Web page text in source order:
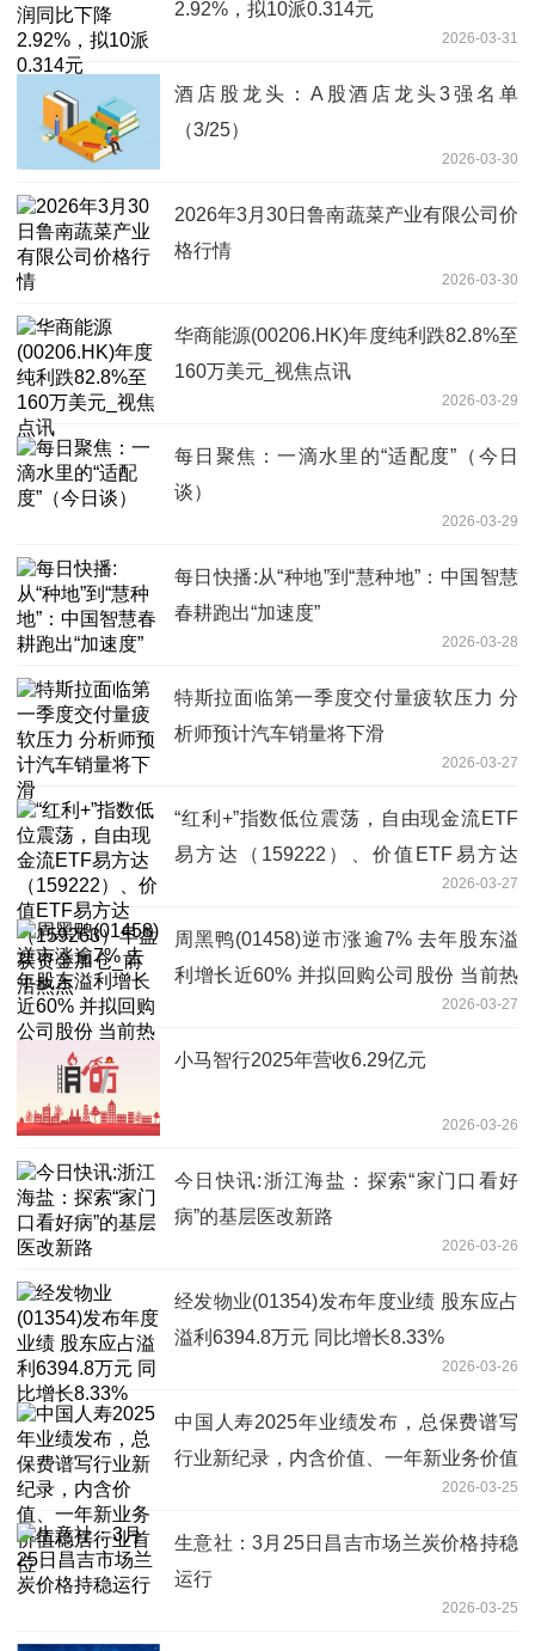
2.92%，拟10派0.314元
2026-03-31
酒店股龙头：A股酒店龙头3强名单
（3/25）
2026-03-30
2026年3月30日鲁南蔬菜产业有限公司价
格行情
2026-03-30
华商能源(00206.HK)年度纯利跌82.8%至
160万美元_视焦点讯
2026-03-29
每日聚焦：一滴水里的“适配度”（今日
谈）
2026-03-29
每日快播:从“种地”到“慧种地”：中国智慧
春耕跑出“加速度”
2026-03-28
特斯拉面临第一季度交付量疲软压力 分
析师预计汽车销量将下滑
2026-03-27
“红利+”指数低位震荡，自由现金流ETF
易方达（159222）、价值ETF易方达
（159263）早盘获资金加仓_前沿热点
2026-03-27
周黑鸭(01458)逆市涨逾7% 去年股东溢
利增长近60% 并拟回购公司股份 当前热
2026-03-27
小马智行2025年营收6.29亿元
2026-03-26
今日快讯:浙江海盐：探索“家门口看好
病”的基层医改新路
2026-03-26
经发物业(01354)发布年度业绩 股东应占
溢利6394.8万元 同比增长8.33%
2026-03-26
中国人寿2025年业绩发布，总保费谱写
行业新纪录，内含价值、一年新业务价值
2026-03-25
生意社：3月25日昌吉市场兰炭价格持稳
运行
2026-03-25